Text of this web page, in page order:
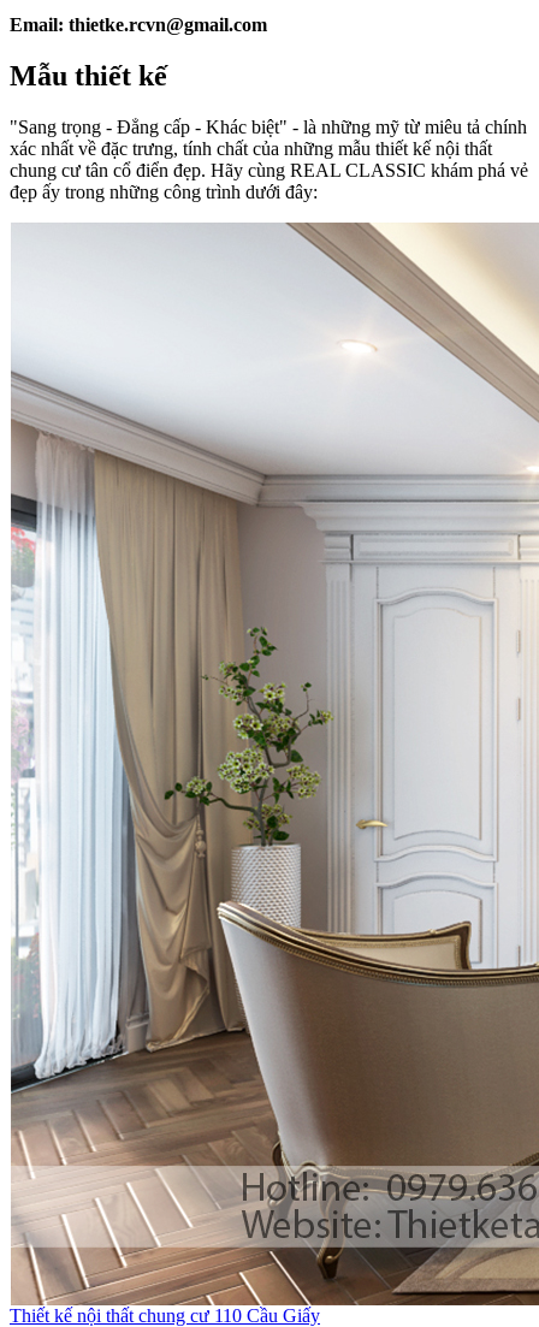
Email: thietke.rcvn@gmail.com
Mẫu thiết kế
"Sang trọng - Đẳng cấp - Khác biệt" - là những mỹ từ miêu tả chính
xác nhất về đặc trưng, tính chất của những mẫu thiết kế nội thất
chung cư tân cổ điển đẹp. Hãy cùng REAL CLASSIC khám phá vẻ
đẹp ấy trong những công trình dưới đây:
Thiết kế nội thất chung cư 110 Cầu Giấy